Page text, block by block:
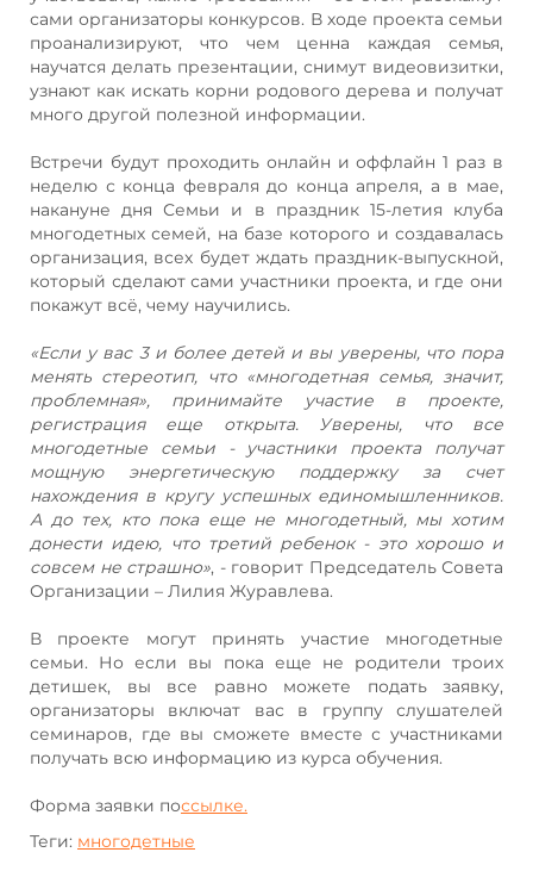
сами организаторы конкурсов. В ходе проекта семьи
проанализируют, что чем ценна каждая семья,
научатся делать презентации, снимут видеовизитки,
узнают как искать корни родового дерева и получат
много другой полезной информации.
Встречи будут проходить онлайн и оффлайн 1 раз в
неделю с конца февраля до конца апреля, а в мае,
накануне дня Семьи и в праздник 15-летия клуба
многодетных семей, на базе которого и создавалась
организация, всех будет ждать праздник-выпускной,
который сделают сами участники проекта, и где они
покажут всё, чему научились.
«Если у вас 3 и более детей и вы уверены, что пора
менять стереотип, что «многодетная семья, значит,
проблемная», принимайте участие в проекте,
регистрация еще открыта. Уверены, что все
многодетные семьи - участники проекта получат
мощную энергетическую поддержку за счет
нахождения в кругу успешных единомышленников.
А до тех, кто пока еще не многодетный, мы хотим
донести идею, что третий ребенок - это хорошо и
совсем не страшно», - говорит Председатель Совета
Организации – Лилия Журавлева.
В проекте могут принять участие многодетные
семьи. Но если вы пока еще не родители троих
детишек, вы все равно можете подать заявку,
организаторы включат вас в группу слушателей
семинаров, где вы сможете вместе с участниками
получать всю информацию из курса обучения.
Форма заявки поссылке.
Теги: многодетные